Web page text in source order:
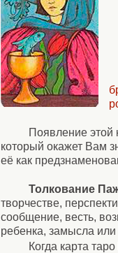
Появление этой
который окажет Вам
её как
Толкование
творчестве,
сообщение, весть,
ребенка, замысла
Когда карта